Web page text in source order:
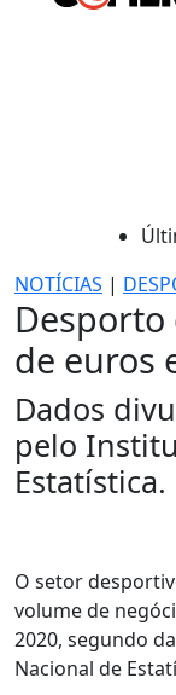
NOTÍCIAS |
de euros
Dados
pelo
Estatística.
O setor
volume de
2020, segundo
Nacional de